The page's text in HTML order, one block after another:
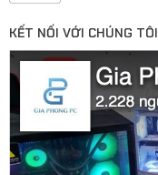
KẾT NỐI VỚI CHÚNG TÔI